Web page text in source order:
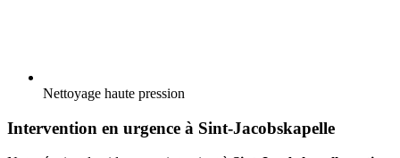
Nettoyage haute pression
Intervention en urgence à Sint-Jacobskapelle